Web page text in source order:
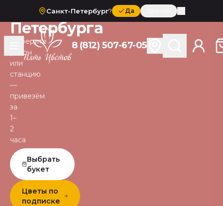
Санкт-Петербург? Да
8 (812) 507-67-05
Санкт-
Петербурга
Выберите
район
или
станцию
—
привезём
за
1–
2
часа
Выбрать
букет
Цветы по
подписке